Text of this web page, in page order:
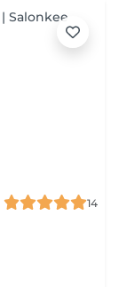
14